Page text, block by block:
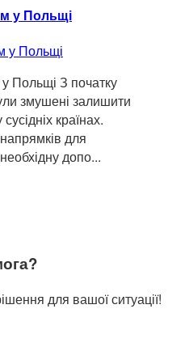
у Польщі
Польщі З початку
змушені залишити
країнах.
для
допо...
для вашої ситуації!